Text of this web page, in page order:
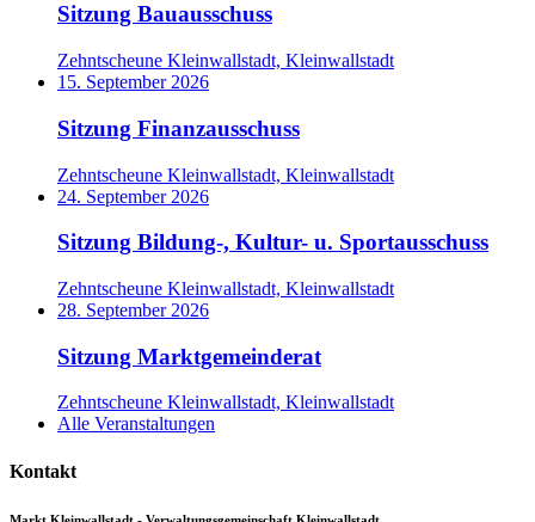
Sitzung Bauausschuss
Zehntscheune Kleinwallstadt, Kleinwallstadt
15. September 2026
Sitzung Finanzausschuss
Zehntscheune Kleinwallstadt, Kleinwallstadt
24. September 2026
Sitzung Bildung-, Kultur- u. Sportausschuss
Zehntscheune Kleinwallstadt, Kleinwallstadt
28. September 2026
Sitzung Marktgemeinderat
Zehntscheune Kleinwallstadt, Kleinwallstadt
Alle Veranstaltungen
Kontakt